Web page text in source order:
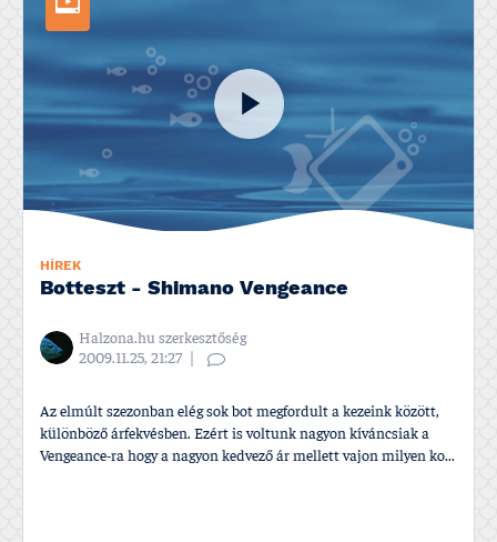
HÍREK
Botteszt - Shimano Vengeance
Halzona.hu szerkesztőség
2009.11.25, 21:27
Az elmúlt szezonban elég sok bot megfordult a kezeink között,
különböző árfekvésben. Ezért is voltunk nagyon kí­váncsiak a
Vengeance-ra hogy a nagyon kedvező ár mellett vajon milyen ko...